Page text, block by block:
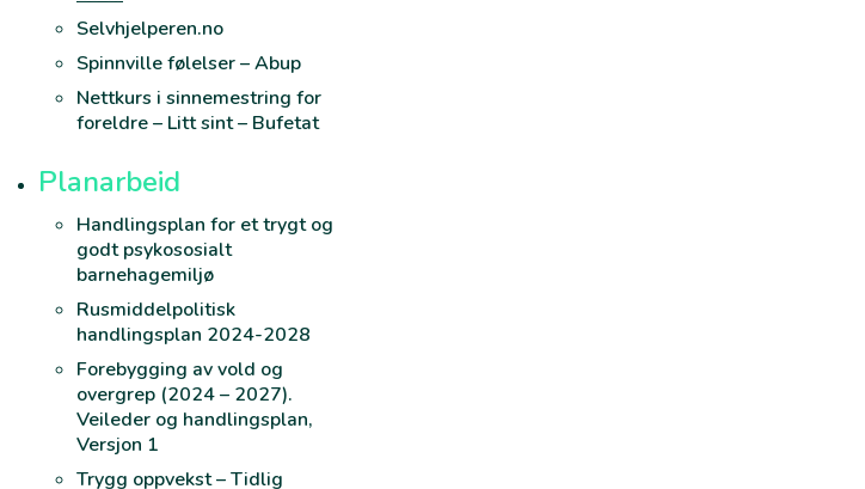
Selvhjelperen.no
Spinnville følelser – Abup
Nettkurs i sinnemestring for
foreldre – Litt sint – Bufetat
Planarbeid
Handlingsplan for et trygt og
godt psykososialt
barnehagemiljø
Rusmiddelpolitisk
handlingsplan 2024-2028
Forebygging av vold og
overgrep (2024 – 2027).
Veileder og handlingsplan,
Versjon 1
Trygg oppvekst – Tidlig